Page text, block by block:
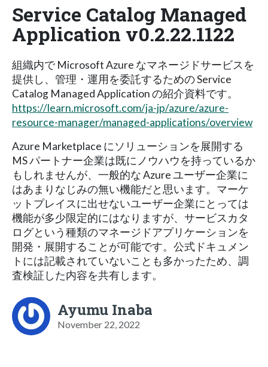
Service Catalog Managed
Application v0.2.22.1122
組織内で Microsoft Azure なマネージドサービスを
提供し、管理・運用を委託するための Service
Catalog Managed Application の紹介資料です。
https://learn.microsoft.com/ja-jp/azure/azure-
resource-manager/managed-applications/overview
Azure Marketplace にソリューションを展開する
MS パートナー企業は既にノウハウを持っているか
もしれませんが、一般的な Azure ユーザー企業に
はあまりなじみの無い機能だと思います。マーケ
ットプレイスに出せないユーザー企業にとっては
機能が多少限定的にはなりますが、サービスカタ
ログという種類のマネージドアプリケーションを
開発・展開することが可能です。公式ドキュメン
トには記載されていないことも多かったため、調
査検証した内容を共有します。
Ayumu Inaba
November 22, 2022